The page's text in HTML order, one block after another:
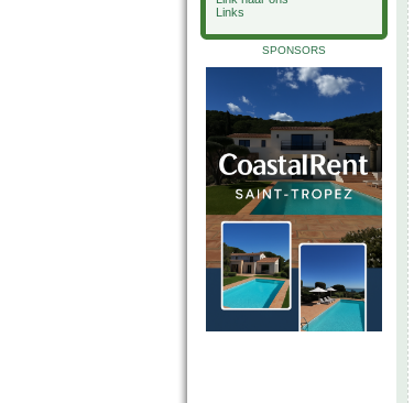
Links
SPONSORS